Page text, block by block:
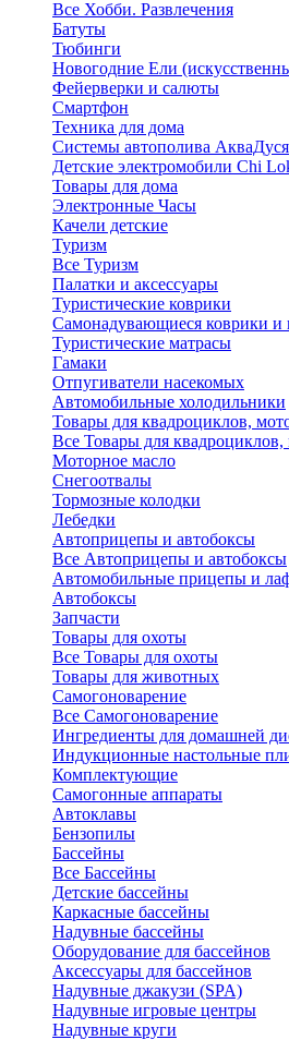
Все Хобби. Развлечения
Батуты
Тюбинги
Новогодние Ели
Фейерверки и салюты
Смартфон
Техника для дома
Системы автополива АкваДуся
Детские электромобили Chi
Товары для дома
Электронные Часы
Качели детские
Туризм
Все Туризм
Палатки и аксессуары
Туристические коврики
Самонадувающиеся коврики и
Туристические матрасы
Гамаки
Отпугиватели насекомых
Автомобильные холодильники
Товары для квадроциклов,
Все Товары для квадроциклов,
Моторное масло
Снегоотвалы
Тормозные колодки
Лебедки
Автоприцепы и автобоксы
Все Автоприцепы и автобоксы
Автомобильные прицепы и
Автобоксы
Запчасти
Товары для охоты
Все Товары для охоты
Товары для животных
Самогоноварение
Все Самогоноварение
Ингредиенты для домашней
Индукционные настольные
Комплектующие
Самогонные аппараты
Автоклавы
Бензопилы
Бассейны
Все Бассейны
Детские бассейны
Каркасные бассейны
Надувные бассейны
Оборудование для бассейнов
Аксессуары для бассейнов
Надувные джакузи (SPA)
Надувные игровые центры
Надувные круги